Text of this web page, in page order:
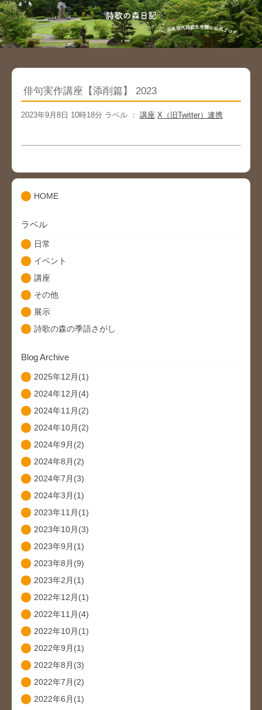
俳句実作講座【添削篇】 2023
2023年9月8日 10時18分 ラベル ： 講座 X（旧Twitter）連携
HOME
ラベル
日常
イベント
講座
その他
展示
詩歌の森の季語さがし
Blog Archive
2025年12月(1)
2024年12月(4)
2024年11月(2)
2024年10月(2)
2024年9月(2)
2024年8月(2)
2024年7月(3)
2024年3月(1)
2023年11月(1)
2023年10月(3)
2023年9月(1)
2023年8月(9)
2023年2月(1)
2022年12月(1)
2022年11月(4)
2022年10月(1)
2022年9月(1)
2022年8月(3)
2022年7月(2)
2022年6月(1)